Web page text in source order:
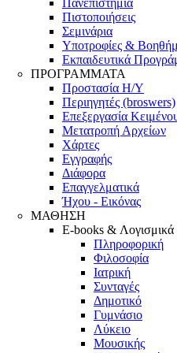
Πανεπιστήμια
Πιστοποιήσεις
Σεμινάρια
Υποτροφίες &
Εκπαιδευτικά
ΠΡΟΓΡΑΜΜΑΤΑ
Προστασία Η/Υ
Περιηγητές (broswers)
Επεξεργασία
Μετατροπή Αρχείων
Χάρτες
Εγγραφής
Διάφορα
Επαγγελματικά
Ήχου - Εικόνας
ΜΑΘΗΣΗ
E-books & Λογισμικά
Πληροφορική
Φιλοσοφία
Ιατρική
Συνταγές
Δημοτικό
Γυμνάσιο
Λύκειο
Μουσικής